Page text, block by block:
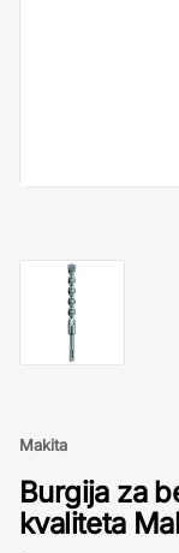
Makita
Burgija za
kvaliteta